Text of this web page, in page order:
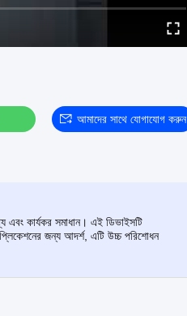
আমাদের সাথে যোগাযোগ করুন
কার্যকর সমাধান। এই ডিভাইসটি
জন্য আদর্শ, এটি উচ্চ পরিশোধন